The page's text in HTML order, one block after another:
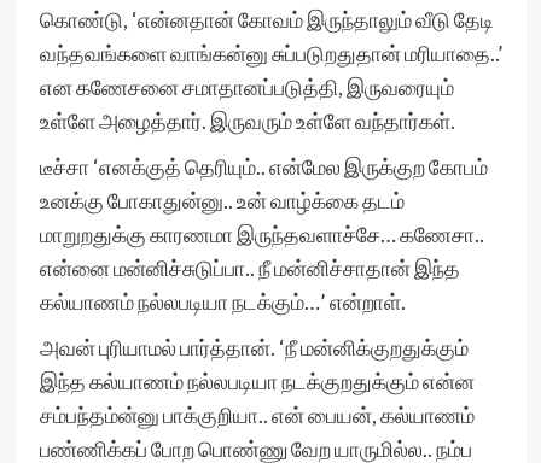
கொண்டு, ‘என்னதான் கோவம் இருந்தாலும் வீடு தேடி
வந்தவங்களை வாங்கன்னு சுப்படுறதுதான் மரியாதை..’
என கணேசனை சமாதானப்படுத்தி, இருவரையும்
உள்ளே அழைத்தார். இருவரும் உள்ளே வந்தார்கள்.
டீச்சா ‘எனக்குத் தெரியும்.. என்மேல இருக்குற கோபம்
உனக்கு போகாதுன்னு.. உன் வாழ்க்கை தடம்
மாறுறதுக்கு காரணமா இருந்தவளாச்சே… கணேசா..
என்னை மன்னிச்சுடுப்பா.. நீ மன்னிச்சாதான் இந்த
கல்யாணம் நல்லபடியா நடக்கும்…’ என்றாள்.
அவன் புரியாமல் பார்த்தான். ‘நீ மன்னிக்குறதுக்கும்
இந்த கல்யாணம் நல்லபடியா நடக்குறதுக்கும் என்ன
சம்பந்தம்ன்னு பாக்குறியா.. என் பையன், கல்யாணம்
பண்ணிக்கப் போற பொண்ணு வேற யாருமில்ல.. நம்ப